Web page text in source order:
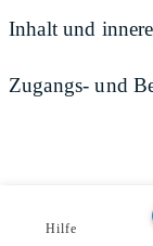
Inhalt und
Zugangs- und
Hilfe